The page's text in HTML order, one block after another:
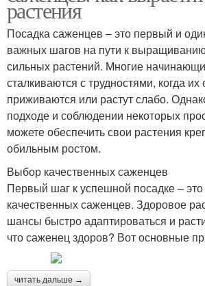
растения
Посадка саженцев – это первый и
важных шагов на пути к
сильных растений. Многие
сталкиваются с трудностями, когда
приживаются или растут слабо.
подходе и соблюдении некоторых
можете обеспечить свои растения
обильным ростом.
Выбор качественных саженцев
Первый шаг к успешной посадке –
качественных саженцев. Здоровое
шансы быстро адаптироваться и
что саженец здоров? Вот основные
читать дальше →